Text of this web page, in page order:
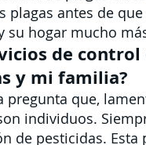
plagas antes de
su hogar mucho
de
y mi familia?
pregunta que,
individuos.
de pesticidas.